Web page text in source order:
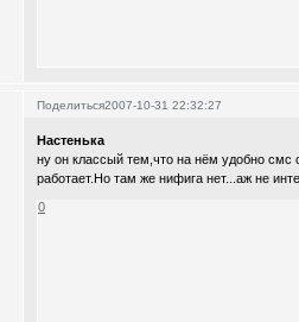
Поделиться2007-10-31 22:32:27
Настенька
ну он классый тем,что на нём удобно смс
работает.Но там же нифига нет...аж не
0